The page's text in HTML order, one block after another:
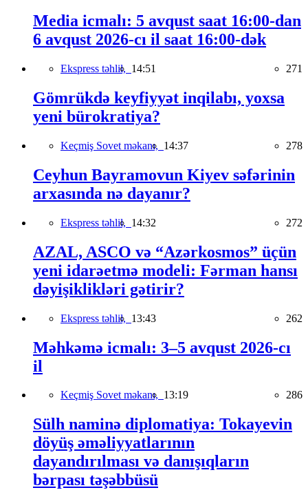
Media icmalı: 5 avqust saat 16:00-dan
6 avqust 2026-cı il saat 16:00-dək
Ekspress təhlil, 14:51 271
Gömrükdə keyfiyyət inqilabı, yoxsa
yeni bürokratiya?
Keçmiş Sovet məkanı, 14:37 278
Ceyhun Bayramovun Kiyev səfərinin
arxasında nə dayanır?
Ekspress təhlil, 14:32 272
AZAL, ASCO və “Azərkosmos” üçün
yeni idarəetmə modeli: Fərman hansı
dəyişiklikləri gətirir?
Ekspress təhlil, 13:43 262
Məhkəmə icmalı: 3–5 avqust 2026-cı
il
Keçmiş Sovet məkanı, 13:19 286
Sülh naminə diplomatiya: Tokayevin
döyüş əməliyyatlarının
dayandırılması və danışıqların
bərpası təşəbbüsü